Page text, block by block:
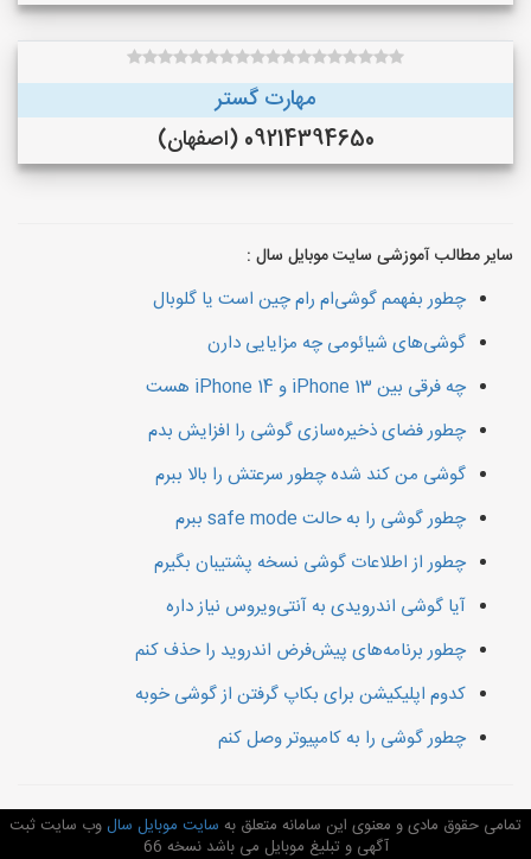
مهارت گستر
09214394650 (اصفهان)
سایر مطالب آموزشی سایت موبایل سال :
چطور بفهمم گوشی‌ام رام چین است یا گلوبال
گوشی‌های شیائومی چه مزایایی دارن
چه فرقی بین iPhone 13 و iPhone 14 هست
چطور فضای ذخیره‌سازی گوشی را افزایش بدم
گوشی من کند شده چطور سرعتش را بالا ببرم
چطور گوشی را به حالت safe mode ببرم
چطور از اطلاعات گوشی نسخه پشتیبان بگیرم
آیا گوشی اندرویدی به آنتی‌ویروس نیاز داره
چطور برنامه‌های پیش‌فرض اندروید را حذف کنم
کدوم اپلیکیشن برای بکاپ گرفتن از گوشی خوبه
چطور گوشی را به کامپیوتر وصل کنم
تمامی حقوق مادی و معنوی این سامانه متعلق به سایت موبایل سال وب سایت ثبت
آگهی و تبلیغ موبایل می باشد نسخه 66